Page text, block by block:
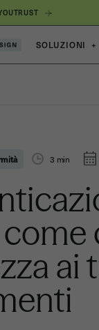
SOLUZIONI +
3 min
ai